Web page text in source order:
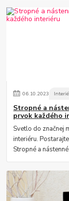
06.10.2023
Stropné a
prvok každého
Svetlo do značnej
interiéru.
Stropné a